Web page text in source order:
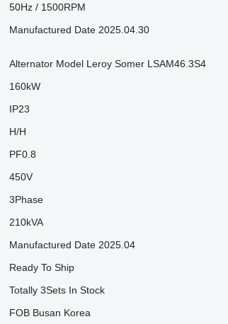
50Hz / 1500RPM
Manufactured Date 2025.04.30
Alternator Model Leroy Somer LSAM46.3S4
160kW
IP23
H/H
PF0.8
450V
3Phase
210kVA
Manufactured Date 2025.04
Ready To Ship
Totally 3Sets In Stock
FOB Busan Korea